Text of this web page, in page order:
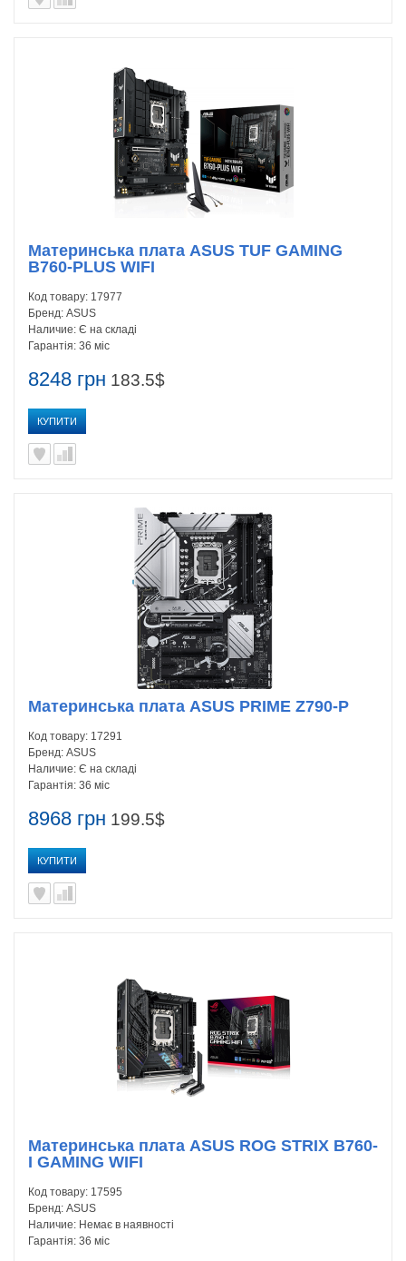
8248 грн 183.5$
КУПИТИ
Материнська плата ASUS TUF GAMING
B760-PLUS WIFI
Код товару: 17977
Бренд: ASUS
Наличие: Є на складі
Гарантія: 36 міс
8968 грн 199.5$
КУПИТИ
Материнська плата ASUS PRIME Z790-P
Код товару: 17291
Бренд: ASUS
Наличие: Є на складі
Гарантія: 36 міс
Материнська плата ASUS ROG STRIX B760-
I GAMING WIFI
Код товару: 17595
Бренд: ASUS
Наличие: Немає в наявності
Гарантія: 36 міс